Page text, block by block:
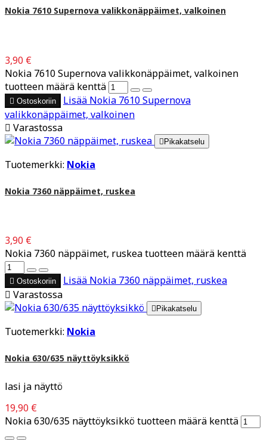
Nokia 7610 Supernova valikkonäppäimet, valkoinen
3,90 €
Nokia 7610 Supernova valikkonäppäimet, valkoinen
tuotteen määrä kenttä
 Ostoskoriin Lisää Nokia 7610 Supernova
valikkonäppäimet, valkoinen
 Varastossa
 Pikakatselu
Tuotemerkki: Nokia
Nokia 7360 näppäimet, ruskea
3,90 €
Nokia 7360 näppäimet, ruskea tuotteen määrä kenttä
 Ostoskoriin Lisää Nokia 7360 näppäimet, ruskea
 Varastossa
 Pikakatselu
Tuotemerkki: Nokia
Nokia 630/635 näyttöyksikkö
lasi ja näyttö
19,90 €
Nokia 630/635 näyttöyksikkö tuotteen määrä kenttä